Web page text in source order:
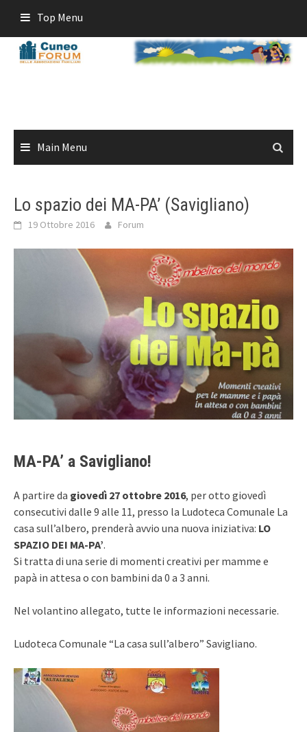
content
Top Menu
Main Menu
Lo spazio dei MA-PA’ (Savigliano)
19 Ottobre 2016 Forum
MA-PA’ a Savigliano!
A partire da giovedì 27 ottobre 2016, per otto giovedì
consecutivi dalle 9 alle 11, presso la Ludoteca Comunale La
casa sull’albero, prenderà avvio una nuova iniziativa: LO
SPAZIO DEI MA-PA’.
Si tratta di una serie di momenti creativi per mamme e
papà in attesa o con bambini da 0 a 3 anni.
Nel volantino allegato, tutte le informazioni necessarie.
Ludoteca Comunale “La casa sull’albero” Savigliano.